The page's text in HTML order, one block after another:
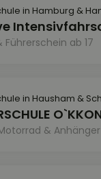
in Hamburg &
Führerschein ab 17
in Hausham &
& Anhänger